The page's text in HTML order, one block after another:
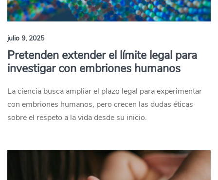
julio 9, 2025
Pretenden extender el límite legal para
investigar con embriones humanos
La ciencia busca ampliar el plazo legal para experimentar
con embriones humanos, pero crecen las dudas éticas
sobre el respeto a la vida desde su inicio.